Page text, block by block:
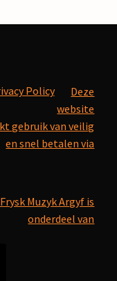
Policy
Deze
website
gebruik van veilig
en snel betalen via
Muzyk Argyf is
onderdeel van